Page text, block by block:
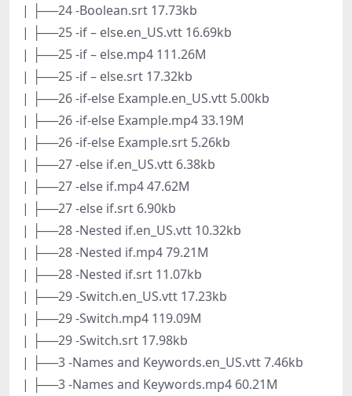
| ├──24 -Boolean.srt 17.73kb
| ├──25 -if – else.en_US.vtt 16.69kb
| ├──25 -if – else.mp4 111.26M
| ├──25 -if – else.srt 17.32kb
| ├──26 -if-else Example.en_US.vtt 5.00kb
| ├──26 -if-else Example.mp4 33.19M
| ├──26 -if-else Example.srt 5.26kb
| ├──27 -else if.en_US.vtt 6.38kb
| ├──27 -else if.mp4 47.62M
| ├──27 -else if.srt 6.90kb
| ├──28 -Nested if.en_US.vtt 10.32kb
| ├──28 -Nested if.mp4 79.21M
| ├──28 -Nested if.srt 11.07kb
| ├──29 -Switch.en_US.vtt 17.23kb
| ├──29 -Switch.mp4 119.09M
| ├──29 -Switch.srt 17.98kb
| ├──3 -Names and Keywords.en_US.vtt 7.46kb
| ├──3 -Names and Keywords.mp4 60.21M